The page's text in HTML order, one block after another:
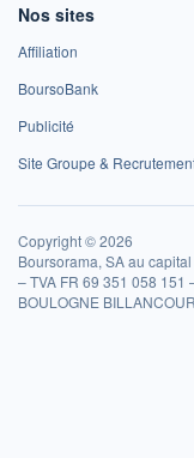
Nos sites
Affiliation
BoursoBank
Publicité
Site Groupe &
Copyright © 2026
Boursorama, SA au
– TVA FR 69 351 058 151
BOULOGNE